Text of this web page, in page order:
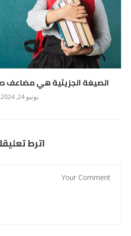
الصيغة الجزيئية هي مضاعف
يونيو 24, 2024
اترط